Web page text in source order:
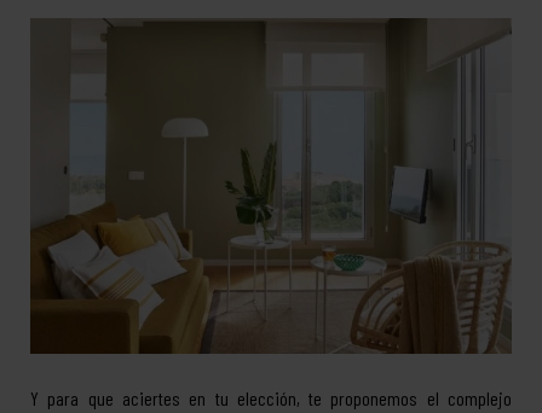
Y para que aciertes en tu elección, te proponemos el complejo